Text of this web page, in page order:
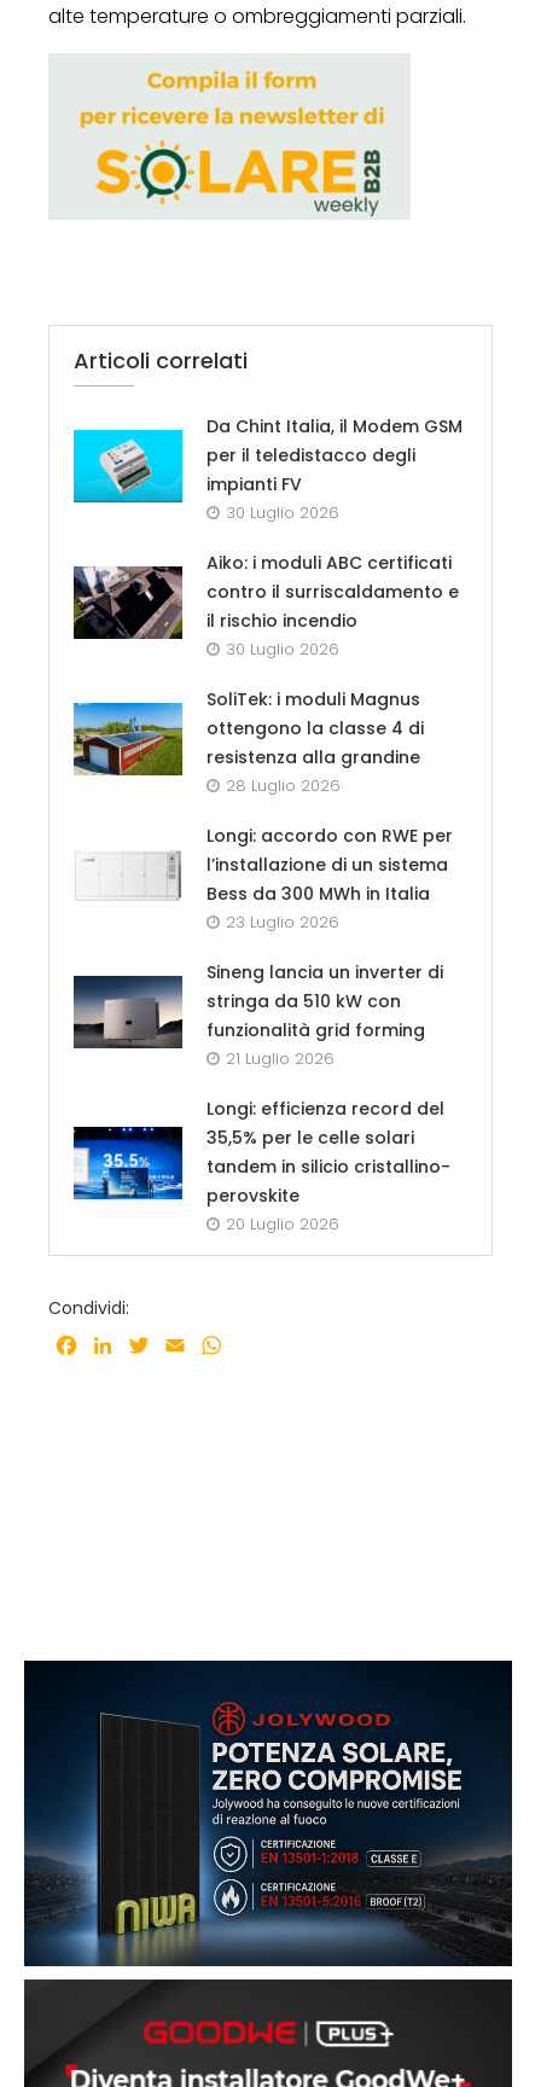
alte temperature o ombreggiamenti parziali.
Articoli correlati
Da Chint Italia, il Modem GSM
per il teledistacco degli
impianti FV
30 Luglio 2026
Aiko: i moduli ABC certificati
contro il surriscaldamento e
il rischio incendio
30 Luglio 2026
SoliTek: i moduli Magnus
ottengono la classe 4 di
resistenza alla grandine
28 Luglio 2026
Longi: accordo con RWE per
l’installazione di un sistema
Bess da 300 MWh in Italia
23 Luglio 2026
Sineng lancia un inverter di
stringa da 510 kW con
funzionalità grid forming
21 Luglio 2026
Longi: efficienza record del
35,5% per le celle solari
tandem in silicio cristallino-
perovskite
20 Luglio 2026
Condividi:
Facebook
LinkedInTwitter
Email